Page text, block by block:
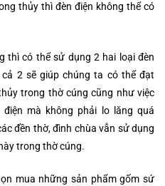
thủy thì đèn điện không thể có
thì có thể sử dụng 2 hai loại đèn
2 sẽ giúp chúng ta có thể đạt
trong thờ cúng cũng như việc
mà không phải lo lăng quá
đền thờ, đình chùa vẫn sử dụng
trong thờ cúng.
mua những sản phẩm gốm sứ